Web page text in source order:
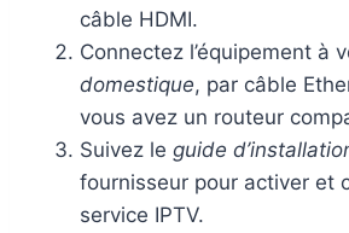
câble HDMI.
Connectez l’équipement à
domestique, par câble
vous avez un routeur
Suivez le guide
fournisseur pour activer et
service IPTV.